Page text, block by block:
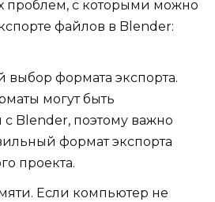
проблем, с которыми можно
файлов в Blender:
формата экспорта.
могут быть
Blender, поэтому важно
формат экспорта
проекта.
Если компьютер не